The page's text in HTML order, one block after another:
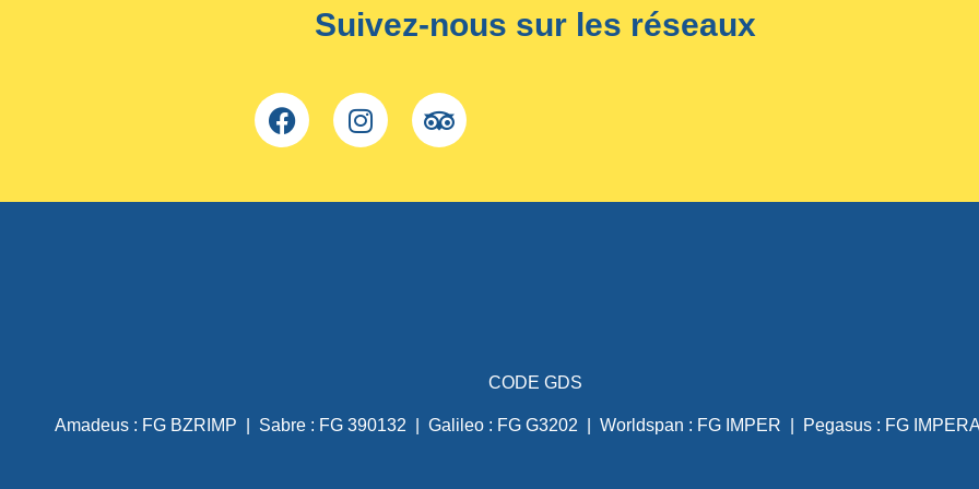
Suivez-nous sur les réseaux
CODE GDS
Amadeus : FG BZRIMP | Sabre : FG 390132 | Galileo : FG G3202 | Worldspan : FG IMPER | Pegasus : FG